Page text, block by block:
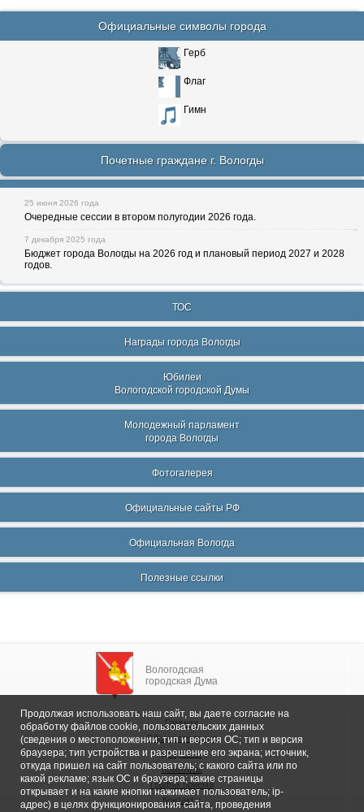
Официальные символы города
Герб
Флаг
Гимн
Почетные граждане г. Вологды
25 июня 2026 года
Очередные сессии в втором полугодии 2026 года.
7 декабря 2025 года
Бюджет города Вологды на 2026 год и плановый период 2027 и 2028
годов.
ТОС
Награды города Вологды
Юбилеи
Вологодской городской Думы
Молодежный парламент
города Вологды
Фотогалерея
Официальные сайты РФ
Официальная Вологда
Полезные ссылки
Вологодская
городская Дума
Главная
Общие сведения
Депутаты
Комитеты
График приема
Контакты
Продолжая использовать наш сайт, вы даете согласие на
обработку файлов cookie, пользовательских данных
(сведения о местоположении; тип и версия ОС; тип и версия
браузера; тип устройства и разрешение его экрана; источник,
откуда пришел на сайт пользователь; с какого сайта или по
какой рекламе; язык ОС и браузера; какие страницы
открывает и на какие кнопки нажимает пользователь; ip-
адрес) в целях функционирования сайта, проведения